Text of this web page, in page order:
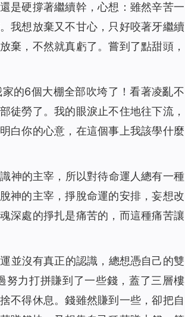
1797 10:25
1695 00:00
2507 00:00
是硬撐著繼續幹，心想：雖然辛苦一
我想放棄又不甘心，只好咬著牙繼續
棄，不然就真虧了。嘗到了點甜頭，
的6個大棚全部吹垮了！看著凌亂不
徒勞了。我的眼淚止不住地往下流，
白你的心意，在這個事上我該學什麼
神的主宰，所以對待命運人總有一種
神的主宰，掙脫命運的安排，妄想改
深處的掙扎是痛苦的，而這種痛苦讓
並沒有真正的認識，總想憑自己的雙
努力打拼賺到了一些錢，蓋了三層樓
不得休息。錢雖然賺到一些，卻把自